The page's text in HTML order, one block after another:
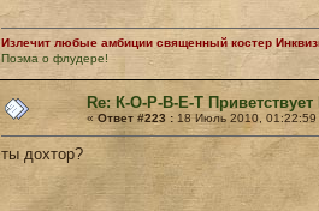
Излечит любые амбиции священный костер
Поэма о флудере!
Re: К-О-Р-В-Е-Т Приветствует
«Ответ #223 : 18 Июль 2010, 01:22:59
ты дохтор?